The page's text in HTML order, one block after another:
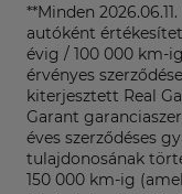
**Minden
autóként
évig / 100 000 km-
érvényes
kiterjesztett Real
Garant
éves szerződéses
tulajdonosának
150 000 km-ig